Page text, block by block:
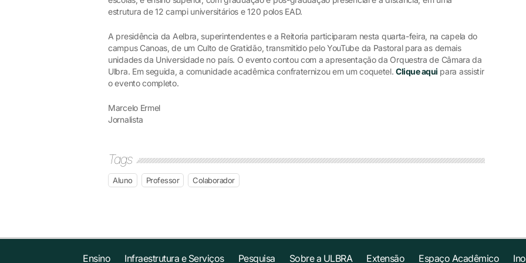
estrutura de 12 campi universitários e 120 polos EAD.
A presidência da Aelbra, superintendentes e a Reitoria participaram nesta quarta-feira, na capela do
campus Canoas, de um Culto de Gratidão, transmitido pelo YouTube da Pastoral para as demais
unidades da Universidade no país. O evento contou com a apresentação da Orquestra de Câmara da
Ulbra. Em seguida, a comunidade acadêmica confraternizou em um coquetel.Clique aqui para assistir
o evento completo.
Marcelo Ermel
Jornalista
Tags
Aluno Professor Colaborador
Ensino Infraestrutura e Serviços Pesquisa Sobre a ULBRA Extensão Espaço Acadêmico